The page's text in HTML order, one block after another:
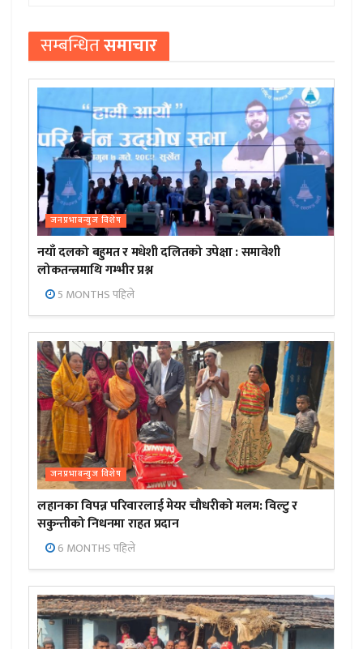
सम्बन्धितसमाचार
जनप्रभाबन्युज विशेष
नयाँ दलको बहुमत र मधेशी दलितको उपेक्षा : समावेशी
लोकतन्त्रमाथि गम्भीर प्रश्न
5 MONTHS पहिले
जनप्रभाबन्युज विशेष
लहानका विपन्न परिवारलाई मेयर चौधरीको मलम: विल्टु र
सकुन्तीको निधनमा राहत प्रदान
6 MONTHS पहिले